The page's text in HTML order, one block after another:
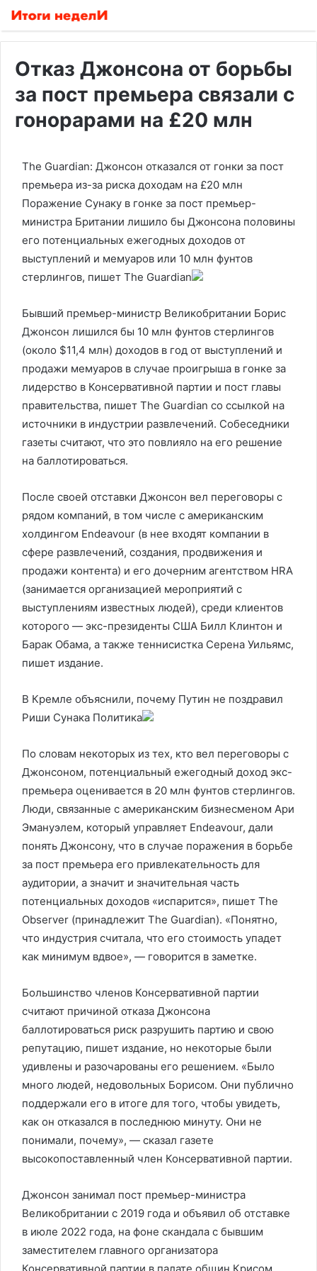
Отказ Джонсона от борьбы
за пост премьера связали с
гонорарами на £20 млн
The Guardian: Джонсон отказался от гонки за пост
премьера из-за риска доходам на £20 млн
Поражение Сунаку в гонке за пост премьер-
министра Британии лишило бы Джонсона половины
его потенциальных ежегодных доходов от
выступлений и мемуаров или 10 млн фунтов
стерлингов, пишет The Guardian
Бывший премьер-министр Великобритании Борис
Джонсон лишился бы 10 млн фунтов стерлингов
(около $11,4 млн) доходов в год от выступлений и
продажи мемуаров в случае проигрыша в гонке за
лидерство в Консервативной партии и пост главы
правительства, пишет The Guardian со ссылкой на
источники в индустрии развлечений. Собеседники
газеты считают, что это повлияло на его решение
на баллотироваться.
После своей отставки Джонсон вел переговоры с
рядом компаний, в том числе с американским
холдингом Endeavour (в нее входят компании в
сфере развлечений, создания, продвижения и
продажи контента) и его дочерним агентством HRA
(занимается организацией мероприятий с
выступлениям известных людей), среди клиентов
которого — экс-президенты США Билл Клинтон и
Барак Обама, а также теннисистка Серена Уильямс,
пишет издание.
В Кремле объяснили, почему Путин не поздравил
Риши Сунака Политика
По словам некоторых из тех, кто вел переговоры с
Джонсоном, потенциальный ежегодный доход экс-
премьера оценивается в 20 млн фунтов стерлингов.
Люди, связанные с американским бизнесменом Ари
Эмануэлем, который управляет Endeavour, дали
понять Джонсону, что в случае поражения в борьбе
за пост премьера его привлекательность для
аудитории, а значит и значительная часть
потенциальных доходов «испарится», пишет The
Observer (принадлежит The Guardian). «Понятно,
что индустрия считала, что его стоимость упадет
как минимум вдвое», — говорится в заметке.
Большинство членов Консервативной партии
считают причиной отказа Джонсона
баллотироваться риск разрушить партию и свою
репутацию, пишет издание, но некоторые были
удивлены и разочарованы его решением. «Было
много людей, недовольных Борисом. Они публично
поддержали его в итоге для того, чтобы увидеть,
как он отказался в последнюю минуту. Они не
понимали, почему», — сказал газете
высокопоставленный член Консервативной партии.
Джонсон занимал пост премьер-министра
Великобритании с 2019 года и объявил об отставке
в июле 2022 года, на фоне скандала с бывшим
заместителем главного организатора